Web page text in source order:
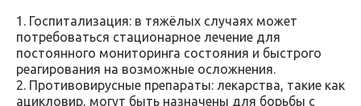
1. Госпитализация: в тяжёлых случаях может
потребоваться стационарное лечение для
постоянного мониторинга состояния и быстрого
реагирования на возможные осложнения.
2. Противовирусные препараты: лекарства, такие как
ацикловир, могут быть назначены для борьбы с